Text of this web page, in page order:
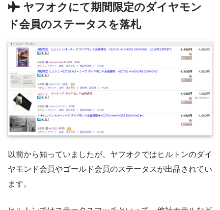
ヤフオクにて期間限定のダイヤモン
ド会員のステータスを落札
以前から知っていましたが、ヤフオクではヒルトンのダイ
ヤモンド会員やゴールド会員のステータスが出品されてい
ます。